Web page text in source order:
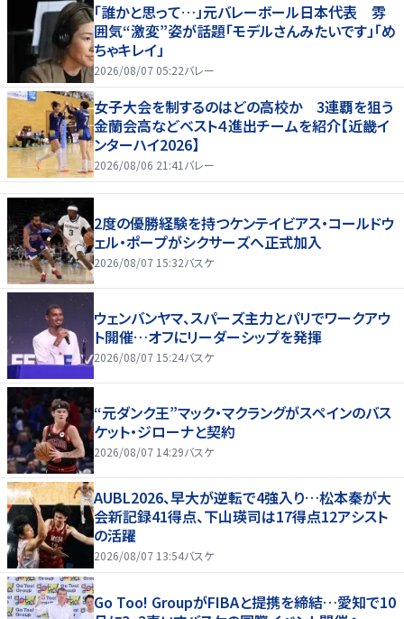
「誰かと思って…」元バレーボール日本代表 雰
囲気“激変”姿が話題「モデルさんみたいです」「め
ちゃキレイ」
2026/08/07 05:22バレー
女子大会を制するのはどの高校か 3連覇を狙う
金蘭会高などベスト４進出チームを紹介【近畿イ
ンターハイ2026】
2026/08/06 21:41 バレー
2度の優勝経験を持つケンテイビアス・コールドウ
ェル・ポープがシクサーズへ正式加入
2026/08/07 15:32バスケ
ウェンバンヤマ、スパーズ主力とパリでワークアウ
ト開催…オフにリーダーシップを発揮
2026/08/07 15:24バスケ
“元ダンク王”マック・マクラングがスペインのバス
ケット・ジローナと契約
2026/08/07 14:29バスケ
AUBL2026、早大が逆転で4強入り…松本秦が大
会新記録41得点、下山瑛司は17得点12アシスト
の活躍
2026/08/07 13:54バスケ
Go Too! GroupがFIBAと提携を締結…愛知で10